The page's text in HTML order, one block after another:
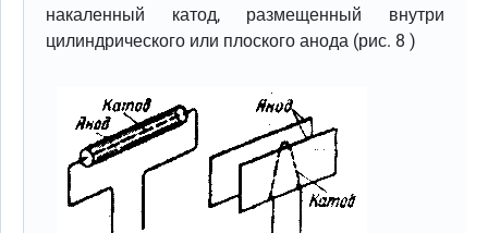
накаленный катод, размещенный внутри
цилиндрического или плоского анода (рис. 8 )